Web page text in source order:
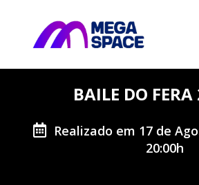
BAILE DO
Realizado em 17 de
20:00h